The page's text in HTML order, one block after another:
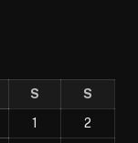
S
S
1
2